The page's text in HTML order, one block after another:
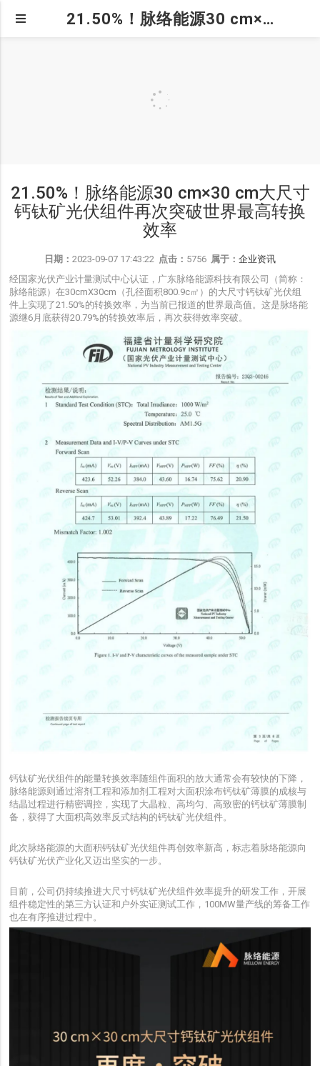
21.50%！脉络能源30 cm×30 cm大尺寸钙钛矿光伏组件再次突破世界最高转换效率
21.50%！脉络能源30 cm×30 cm大尺寸
钙钛矿光伏组件再次突破世界最高转换
效率
日期： 2023-09-07 17:43:22 点击： 5756 属于： 企业资讯
经国家光伏产业计量测试中心认证，广东脉络能源科技有限公司（简称：
脉络能源）在30cmX30cm （孔径面积800.9c㎡）的大尺寸钙钛矿光伏组
件上实现了21.50%的转换效率，为当前已报道的世界最高值。这是脉络能
源继6月底获得20.79%的转换效率后，再次获得效率突破。
钙钛矿光伏组件的能量转换效率随组件面积的放大通常会有较快的下降，
脉络能源则通过溶剂工程和添加剂工程对大面积涂布钙钛矿薄膜的成核与
结晶过程进行精密调控，实现了大晶粒、高均匀、高致密的钙钛矿薄膜制
备，获得了大面积高效率反式结构的钙钛矿光伏组件。
此次脉络能源的大面积钙钛矿光伏组件再创效率新高，标志着脉络能源向
钙钛矿光伏产业化又迈出坚实的一步。
目前，公司仍持续推进大尺寸钙钛矿光伏组件效率提升的研发工作，开展
组件稳定性的第三方认证和户外实证测试工作， 100MW量产线的筹备工作
也在有序推进过程中。